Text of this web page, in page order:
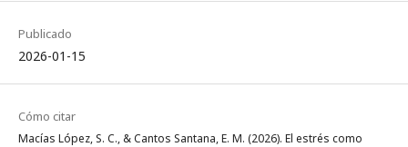
Publicado
2026-01-15
Cómo citar
Macías López, S. C., & Cantos Santana, E. M. (2026). El estrés como